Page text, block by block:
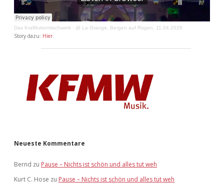
Das Kraftfuttermischwerk · @ La Grange, Bergen auf Rügen, 11.04.2026
Story dazu: Hier.
Neueste Kommentare
Bernd zu Pause – Nichts ist schön und alles tut weh
Kurt C. Hose zu Pause – Nichts ist schön und alles tut weh